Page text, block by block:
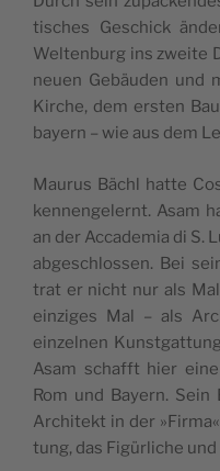
tis­ches Geschick
Wel­tenburg ins zweite
neuen Gebäu­den und
Kirche, dem ersten
bay­ern – wie aus dem
Mau­rus Bächl hat­te
ken­nen­gel­ernt. Asam
an der Accad­e­mia di S.
abgeschlossen. Bei
trat er nicht nur als
einziges Mal – als
einzel­nen
Asam schafft hier
Rom und Bay­ern.
Architekt in der
tung, das Figür­liche